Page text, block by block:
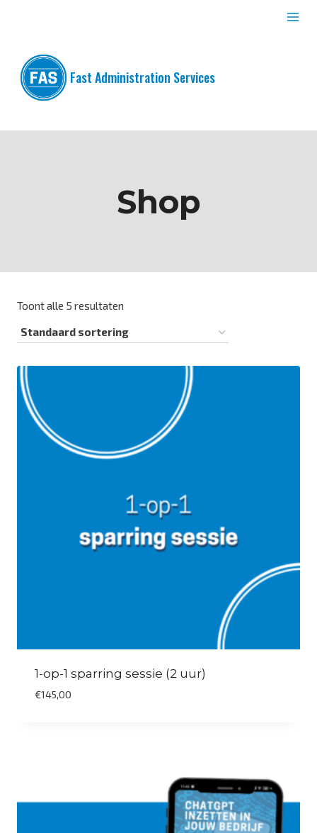
Fast Administration Services
Shop
Toont alle 5 resultaten
1-op-1 sparring sessie (2 uur)
€145,00